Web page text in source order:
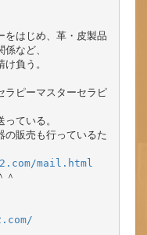
をはじめ、革・皮製品
など、
負う。
ラピーマスターセラピ
ている。
の販売も行っているた
mail.html
＾